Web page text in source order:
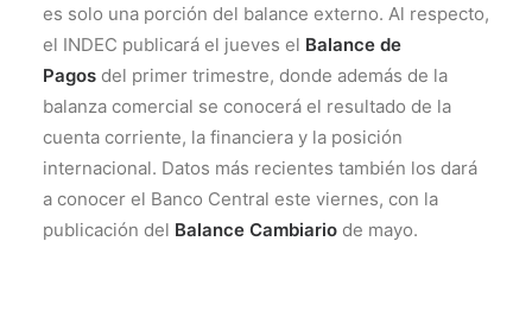
es solo una porción del balance externo. Al respecto,
el INDEC publicará el jueves el Balance de
Pagos del primer trimestre, donde además de la
balanza comercial se conocerá el resultado de la
cuenta corriente, la financiera y la posición
internacional. Datos más recientes también los dará
a conocer el Banco Central este viernes, con la
publicación del Balance Cambiario de mayo.